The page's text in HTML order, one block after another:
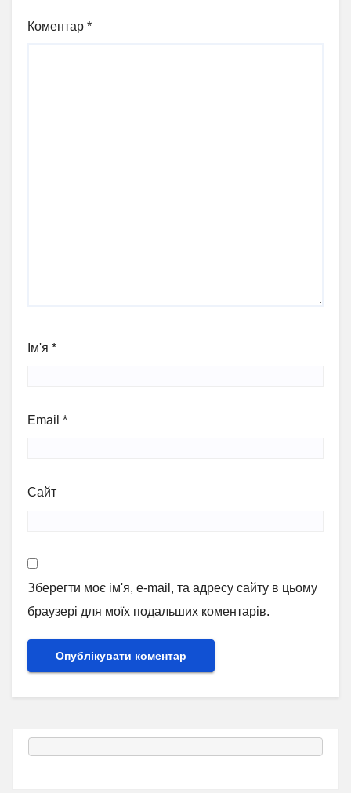
Коментар *
Ім'я *
Email *
Сайт
Зберегти моє ім'я, e-mail, та адресу сайту в цьому
браузері для моїх подальших коментарів.